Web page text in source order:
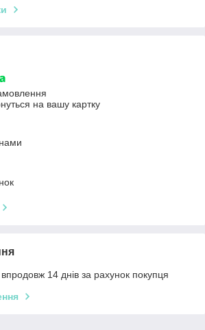
на вашу картку
14 днів за рахунок покупця